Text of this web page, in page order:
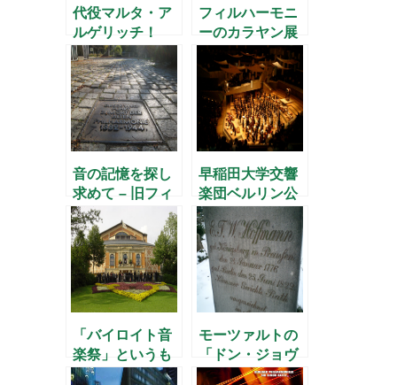
代役マルタ・ア
ルゲリッチ！
フィルハーモニ
ーのカラヤン展
音の記憶を探し
求めて – 旧フィ
ルハーモニー跡
–
早稲田大学交響
楽団ベルリン公
演2006
「バイロイト音
楽祭」というも
の
モーツァルトの
「ドン・ジョヴ
ァンニ」と